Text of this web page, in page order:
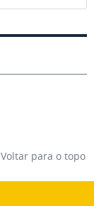
Voltar para o topo